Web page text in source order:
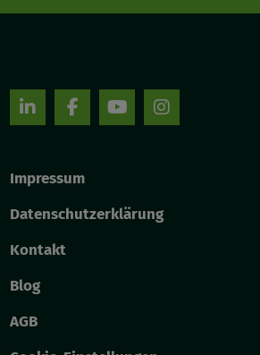
Impressum
Datenschutzerklärung
Kontakt
Blog
AGB